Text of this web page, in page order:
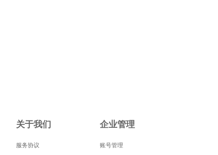
关于我们
服务协议
企业管理
账号管理